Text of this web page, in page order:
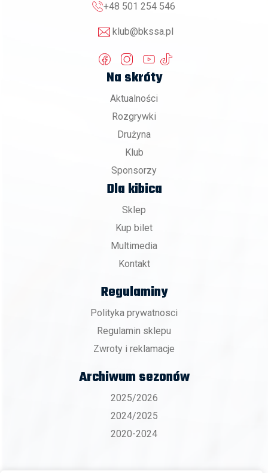
+48 501 254 546
klub@bkssa.pl
Na skróty
Aktualności
Rozgrywki
Drużyna
Klub
Sponsorzy
Dla kibica
Sklep
Kup bilet
Multimedia
Kontakt
Regulaminy
Polityka prywatnosci
Regulamin sklepu
Zwroty i reklamacje
Archiwum sezonów
2025/2026
2024/2025
2020-2024